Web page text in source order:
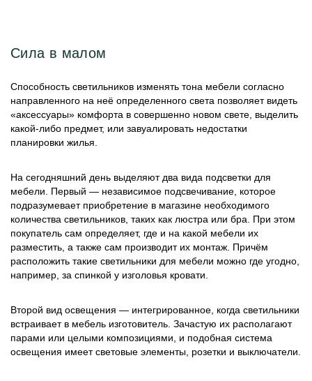
Сила в малом
Способность светильников изменять тона мебели согласно
направленного на неё определенного света позволяет видеть
«аксессуары» комфорта в совершенно новом свете, выделить
какой-либо предмет, или завуалировать недостатки
планировки жилья.
На сегодняшний день выделяют два вида подсветки для
мебели. Первый — независимое подсвечивание, которое
подразумевает приобретение в магазине необходимого
количества светильников, таких как люстра или бра. При этом
покупатель сам определяет, где и на какой мебели их
разместить, а также сам производит их монтаж. Причём
расположить такие светильники для мебели можно где угодно,
например, за спинкой у изголовья кровати.
Второй вид освещения — интегрированное, когда светильники
встраивает в мебель изготовитель. Зачастую их располагают
парами или целыми композициями, и подобная система
освещения имеет световые элементы, розетки и выключатели.